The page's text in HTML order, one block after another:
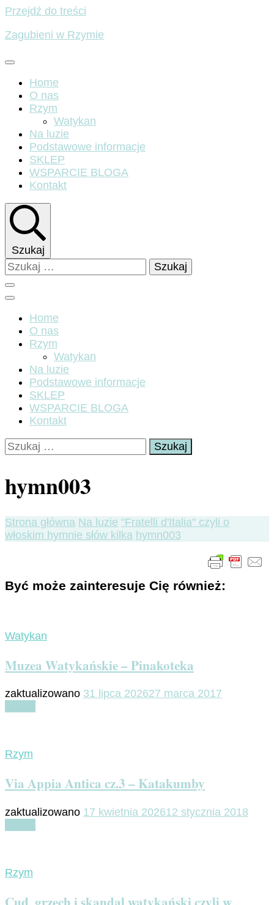
Przejdź do treści
Zagubieni w Rzymie
Home
O nas
Rzym
Watykan
Na luzie
Podstawowe informacje
SKLEP
WSPARCIE BLOGA
Kontakt
Szukaj
Szukaj:
Home
O nas
Rzym
Watykan
Na luzie
Podstawowe informacje
SKLEP
WSPARCIE BLOGA
Kontakt
Szukaj:
hymn003
Strona główna Na luzie "Fratelli d'Italia" czyli o
włoskim hymnie słów kilka hymn003
Być może zainteresuje Cię również:
Watykan
Muzea Watykańskie – Pinakoteka
zaktualizowano 31 lipca 202627 marca 2017
Rzym
Via Appia Antica cz.3 – Katakumby
zaktualizowano 17 kwietnia 202612 stycznia 2018
Rzym